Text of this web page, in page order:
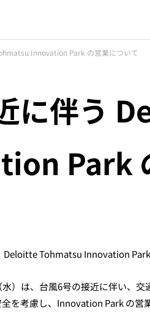
Innovation Park の営業について
に伴う
Park
Deloitte Tohmatsu Innovation Park
水）は、台風6号の接近に伴い、交
を考慮し、 Innovation Parkの営